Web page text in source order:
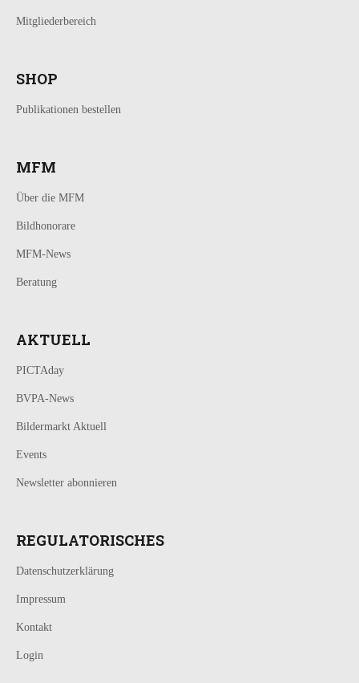
Mitgliederbereich
SHOP
Publikationen bestellen
MFM
Über die MFM
Bildhonorare
MFM-News
Beratung
AKTUELL
PICTAday
BVPA-News
Bildermarkt Aktuell
Events
Newsletter abonnieren
REGULATORISCHES
Datenschutzerklärung
Impressum
Kontakt
Login